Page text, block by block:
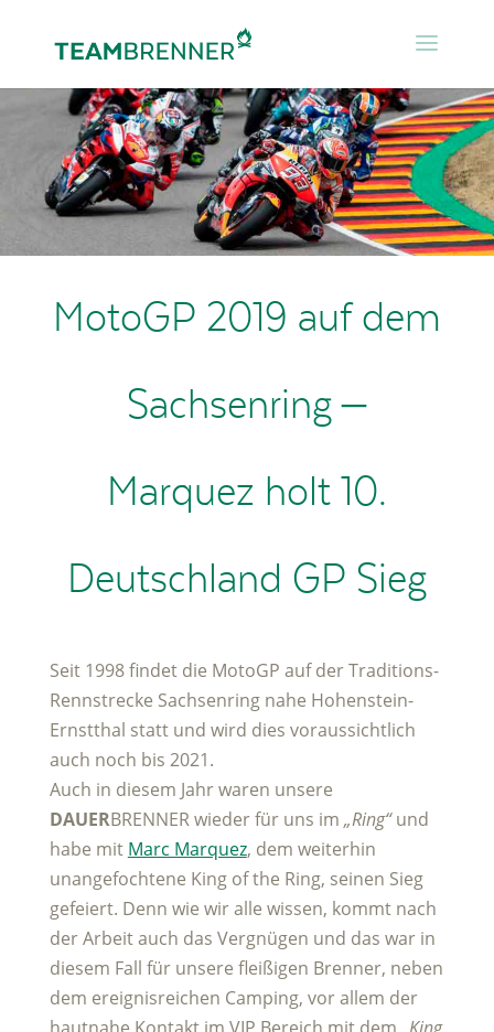
MotoGP 2019 auf dem
Sachsenring –
Marquez holt 10.
Deutschland GP Sieg
Seit 1998 findet die MotoGP auf der Traditions-
Rennstrecke Sachsenring nahe Hohenstein-
Ernstthal statt und wird dies voraussichtlich
auch noch bis 2021.
Auch in diesem Jahr waren unsere
DAUERBRENNER wieder für uns im „Ring“und
habe mit Marc Marquez, dem weiterhin
unangefochtene King of the Ring, seinen Sieg
gefeiert. Denn wie wir alle wissen, kommt nach
der Arbeit auch das Vergnügen und das war in
diesem Fall für unsere fleißigen Brenner, neben
dem ereignisreichen Camping, vor allem der